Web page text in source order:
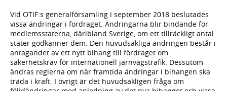
Vid OTIF:s generalförsamling i september 2018 beslutades
vissa ändringar i fördraget. Ändringarna blir bindande för
medlemsstaterna, däribland Sverige, om ett tillräckligt antal
stater godkänner dem. Den huvudsakliga ändringen består i
antagandet av ett nytt bihang till fördraget om
säkerhetskrav för internationell järnvägstrafik. Dessutom
ändras reglerna om när framtida ändringar i bihangen ska
träda i kraft. I övrigt är det huvudsakligen fråga om